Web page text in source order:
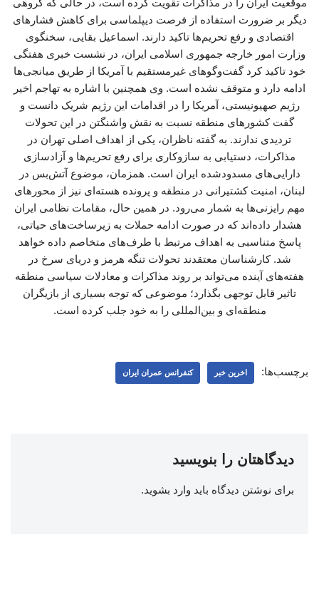
موقعیت ایران را در مذاکرات تقویت کرده است، در حالی که گروهی
دیگر بر ضرورت استفاده از فرصت دیپلماسی برای کاهش فشارهای
اقتصادی و رفع تحریم‌ها تاکید دارند. اسماعیل بقایی، سخنگوی
وزارت امور خارجه جمهوری اسلامی ایران، در نشست خبری هفتگی
خود تاکید کرد گفت‌وگوهای غیرمستقیم با آمریکا از طریق میانجی‌ها
ادامه دارد و متوقف نشده است. وی همچنین با اشاره به تهاجم اخیر
رژیم صهیونیستی، آمریکا را در اقدامات این رژیم شریک دانست و
گفت کشورهای منطقه نسبت به نقش واشنگتن در این تحولات
تردیدی ندارند. به گفته ناظران، یکی از اهداف اصلی تهران در
مذاکرات، دستیابی به سازوکاری برای رفع تحریم‌ها و آزادسازی
دارایی‌های مسدودشده ایران است. همزمان، موضوع آتش‌بس در
لبنان، امنیت کشتیرانی در منطقه و پرونده هسته‌ای نیز از محورهای
مهم رایزنی‌ها به شمار می‌رود. در همین حال، مقامات نظامی ایران
هشدار داده‌اند که در صورت ادامه حملات به زیرساخت‌های حیاتی،
پاسخ متناسبی به اهداف مرتبط با طرف‌های متخاصم داده خواهد
شد. کارشناسان معتقدند تحولات تنگه هرمز و دریای سرخ در
هفته‌های آینده می‌تواند بر روند مذاکرات و معادلات سیاسی منطقه
تاثیر قابل توجهی بگذارد؛ موضوعی که توجه بسیاری از بازیگران
منطقه‌ای و بین‌المللی را به خود جلب کرده است.
برچسب‌ها: اخرین خبر کنفرانس عمران ایران
دیدگاهتان را بنویسید
برای نوشتن دیدگاه باید وارد بشوید.